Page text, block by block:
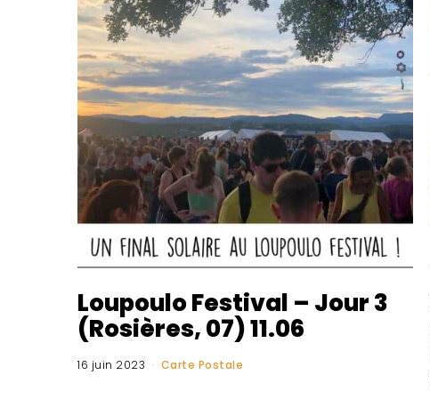
Loupoulo Festival – Jour 3
(Rosières, 07) 11.06
16 juin 2023 Carte Postale